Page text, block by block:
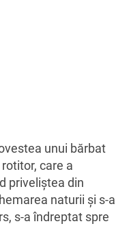
unui bărbat
care a
priveliştea din
naturii şi s-a
s-a îndreptat spre